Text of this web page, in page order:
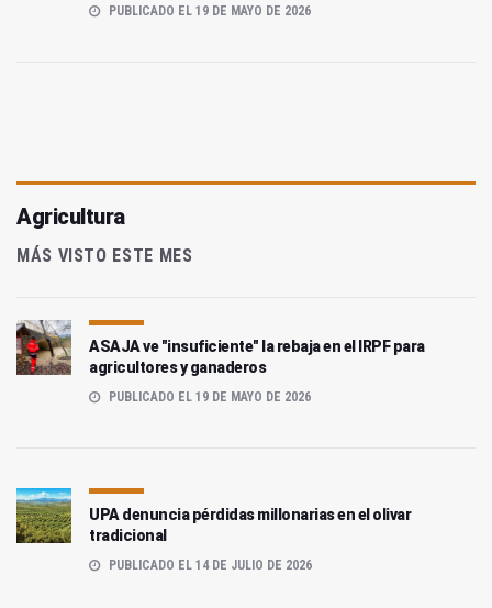
PUBLICADO EL 19 DE MAYO DE 2026
Agricultura
MÁS VISTO ESTE MES
ASAJA ve "insuficiente" la rebaja en el IRPF para
agricultores y ganaderos
PUBLICADO EL 19 DE MAYO DE 2026
UPA denuncia pérdidas millonarias en el olivar
tradicional
PUBLICADO EL 14 DE JULIO DE 2026